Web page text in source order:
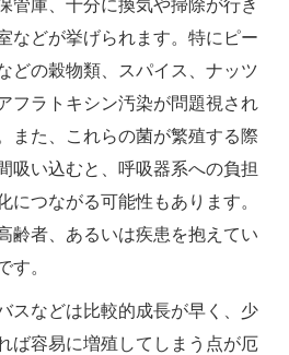
管庫、十分に換気や掃除が行き
などが挙げられます。特にピー
どの穀物類、スパイス、ナッツ
フラトキシン汚染が問題視され
また、これらの菌が繁殖する際
吸い込むと、呼吸器系への負担
につながる可能性もあります。
齢者、あるいは疾患を抱えてい
す。
スなどは比較的成長が早く、少
ば容易に増殖してしまう点が厄